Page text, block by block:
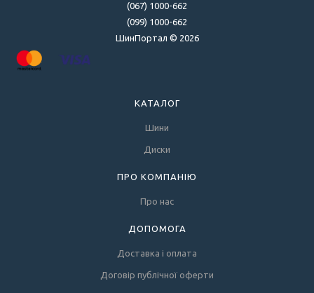
(067) 1000-662
(099) 1000-662
ШинПортал © 2026
КАТАЛОГ
Шини
Диски
ПРО КОМПАНІЮ
Про нас
ДОПОМОГА
Доставка і оплата
Договір публічної оферти